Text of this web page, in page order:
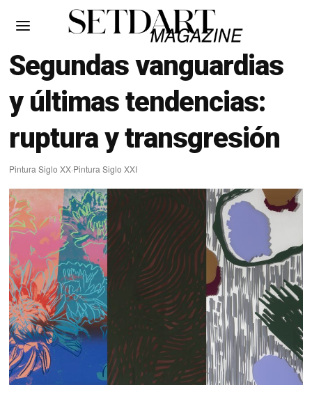
Segundas vanguardias
y últimas tendencias:
ruptura y transgresión
Pintura Siglo XX·Pintura Siglo XXI